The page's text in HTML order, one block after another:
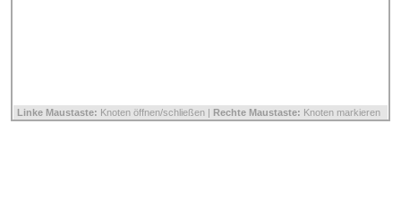
Linke Maustaste: Knoten öffnen/schließen | Rechte Maustaste: Knoten markieren